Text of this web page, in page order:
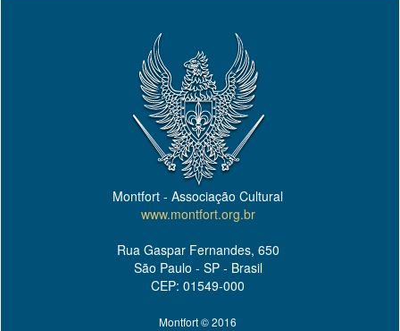
Montfort - Associação Cultural
www.montfort.org.br
Rua Gaspar Fernandes, 650
São Paulo - SP - Brasil
CEP: 01549-000
Montfort © 2016